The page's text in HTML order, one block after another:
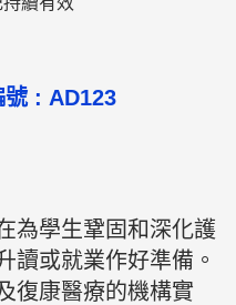
號 : AD123
為學生鞏固和深化護
讀或就業作好準備。
復康醫療的機構實